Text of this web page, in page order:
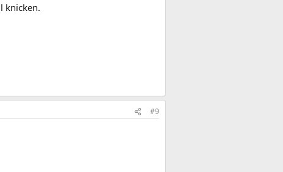
knicken.
#9